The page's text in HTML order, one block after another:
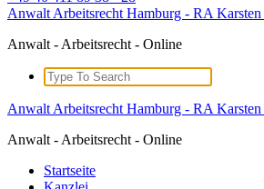
Anwalt Arbeitsrecht Hamburg - RA
Anwalt - Arbeitsrecht - Online
Search
for:
Anwalt Arbeitsrecht Hamburg - RA
Anwalt - Arbeitsrecht - Online
Startseite